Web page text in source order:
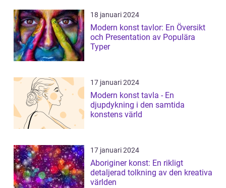
18 januari 2024
Modern konst tavlor: En Översikt
och Presentation av Populära
Typer
17 januari 2024
Modern konst tavla - En
djupdykning i den samtida
konstens värld
17 januari 2024
Aboriginer konst: En rikligt
detaljerad tolkning av den kreativa
världen